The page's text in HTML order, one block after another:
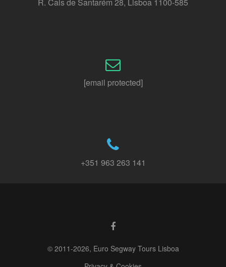
[email protected]
+351 963 263 141
© 2011-2026, Euro Segway Tours Lisboa